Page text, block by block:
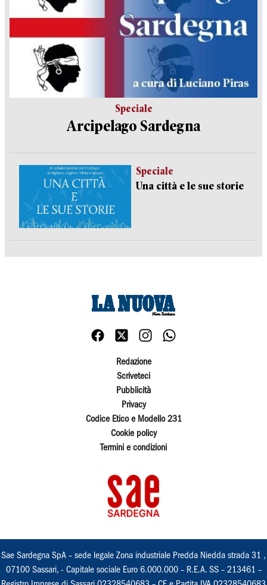
Speciale
Arcipelago Sardegna
Speciale
Una città e le sue storie
Redazione
Scriveteci
Pubblicità
Privacy
Codice Etico e Modello 231
Cookie policy
Termini e condizioni
Sae Sardegna SpA – sede legale Zona industriale Predda Niedda strada 31 ,
07100 Sassari, - Capitale sociale Euro 6.000.000 – R.E.A. SS – 213461 –